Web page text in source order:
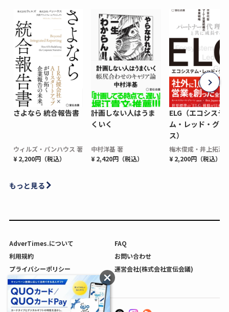
さよなら 統合報告書
ウィルズ・パンハウス 著
¥ 2,200円（税込）
計画しない人はうま
くいく
中村洋基 著
¥ 2,420円（税込）
ELG（エコシステ
ム・レッド・グロ
ス）
梅木俊成・井上拓海
¥ 2,200円（税込）
もっと見る
AdverTimes.について
FAQ
利用規約
お問い合わせ
プライバシーポリシー
運営会社(株式会社宣伝会議)
利用者情報の外部送信について